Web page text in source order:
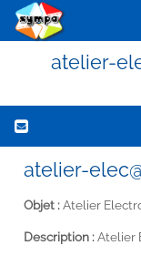
atelier-
atelier-
Objet :Atelier
Description :Atelier